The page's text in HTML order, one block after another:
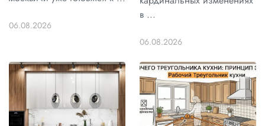
06.08.2026
в ...
06.08.2026